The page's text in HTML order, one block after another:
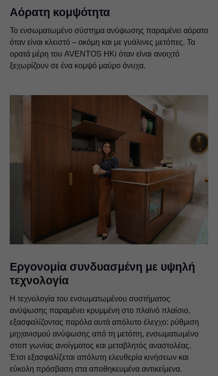
Αόρατη κομψότητα
Το ενσωματωμένο σύστημα ανύψωσης παραμένει αόρατο
όταν είναι κλειστό – ακόμη και με γυάλινες μετόπες. Τα
ορατά μέρη του AVENTOS HKi όταν είναι ανοιχτό
ξεχωρίζουν σε ένα κομψό μαύρο όνυχα.
Εργονομία συνδυασμένη με υψηλή
τεχνολογία
Η τεχνολογία του ενσωματωμένου συστήματος
ανύψωσης παραμένει κρυμμένη στο πλαϊνό πλαίσιο,
εξασφαλίζοντας παρόλα αυτά απόλυτο έλεγχο: ρύθμιση
μηχανισμού ανύψωσης από τη μετόπη, ενσωματωμένο
στοπ γωνίας ανοίγματος και μεταβλητός αναστολέας.
Έτσι εξασφαλίζεται απόλυτη ελευθερία κινήσεων και
εύκολη πρόσβαση στα αποθηκευμένα αντικείμενα.